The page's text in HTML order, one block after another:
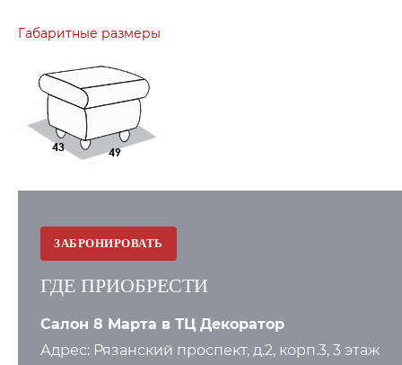
Габаритные размеры
ЗАБРОНИРОВАТЬ
ГДЕ ПРИОБРЕСТИ
Салон 8 Марта в ТЦ Декоратор
Адрес: Рязанский проспект, д.2, корп.3, 3 этаж